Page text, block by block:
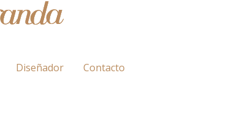
Diseñador Contacto